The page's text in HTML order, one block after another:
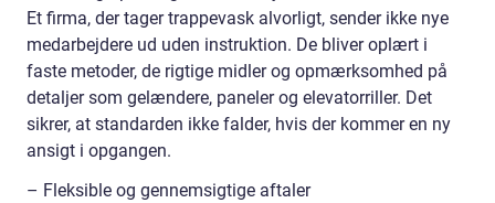
Et firma, der tager trappevask alvorligt, sender ikke nye
medarbejdere ud uden instruktion. De bliver oplært i
faste metoder, de rigtige midler og opmærksomhed på
detaljer som gelændere, paneler og elevatorriller. Det
sikrer, at standarden ikke falder, hvis der kommer en ny
ansigt i opgangen.
– Fleksible og gennemsigtige aftaler